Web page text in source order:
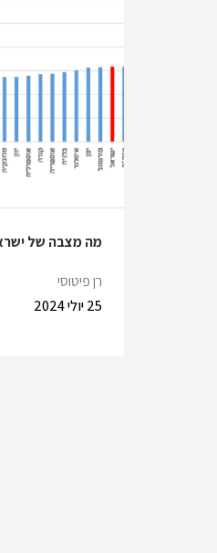
מה מצבה של
רן פיטוסי
25 יולי 2024